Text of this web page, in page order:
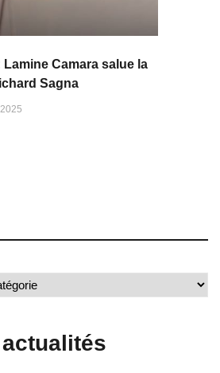
Camara salue la
Sagna